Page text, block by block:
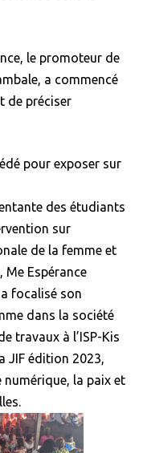
le promoteur de
a commencé
de préciser
pour exposer sur
des étudiants
sur
de la femme et
Me Espérance
focalisé son
dans la société
travaux à l’ISP-Kis
JIF édition 2023,
la paix et